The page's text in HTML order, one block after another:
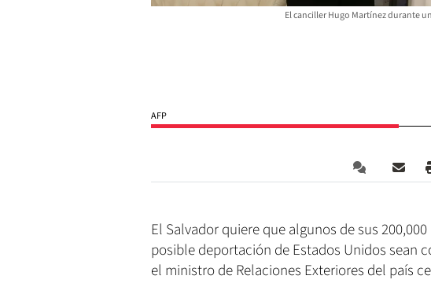
El canciller Hugo Martínez durante
AFP
El Salvador quiere que algunos de sus
posible deportación de Estados Unidos sean
el ministro de Relaciones Exteriores del país